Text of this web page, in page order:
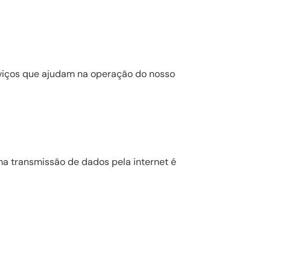
que ajudam na operação do nosso
transmissão de dados pela internet é